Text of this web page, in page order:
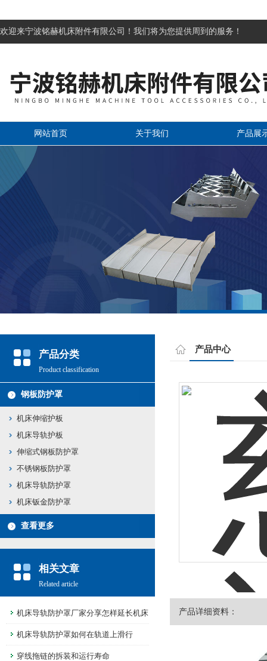
欢迎来宁波铭赫机床附件有限公司！我们将为您提供周到的服务！
网站首页 关于我们 产品展
产品分类
Product classification
钢板防护罩
机床伸缩护板
机床导轨护板
伸缩式钢板防护罩
不锈钢板防护罩
机床导轨防护罩
机床钣金防护罩
查看更多
相关文章
Related article
机床导轨防护罩厂家分享怎样延长机床
导轨防护罩的寿命
机床导轨防护罩如何在轨道上滑行
穿线拖链的拆装和运行寿命
产品中心
产品详细资料：